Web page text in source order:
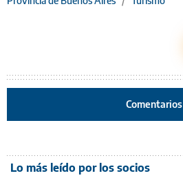
Comentarios
Lo más leído por los socios